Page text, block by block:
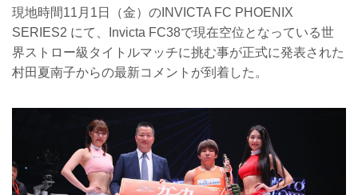
現地時間11月1日（金）のINVICTA FC PHOENIX
SERIES2 にて、Invicta FC38で現在空位となっている世
界ストロー級タイトルマッチに挑む事が正式に発表された
村田夏南子からの最新コメントが到着した。